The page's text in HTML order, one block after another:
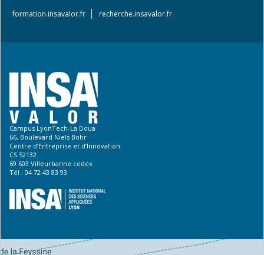
formation.insavalor.fr recherche.insavalor.fr
Campus LyonTech-La Doua
66, Boulevard Niels Bohr
Centre d’Entreprise et d’Innovation
CS 52132
69 603 Villeurbanne cedex
Tél : 04 72 43 83 93